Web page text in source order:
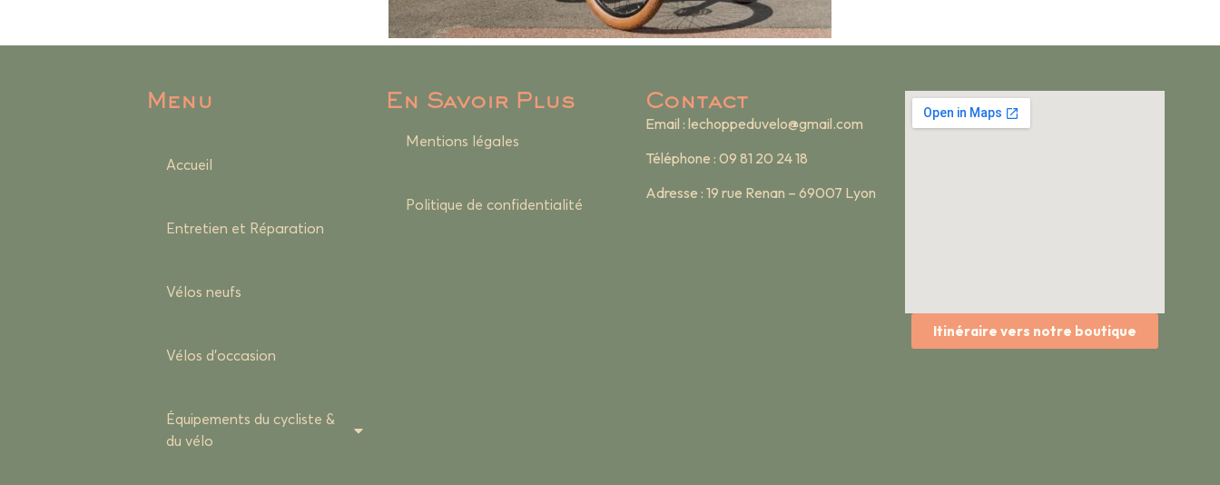
Menu
Accueil
Entretien et Réparation
Vélos neufs
Vélos d’occasion
Équipements du cycliste &
du vélo
En Savoir Plus
Mentions légales
Politique de confidentialité
Contact
Email : lechoppeduvelo@gmail.com
Téléphone : 09 81 20 24 18
Adresse : 19 rue Renan – 69007 Lyon
Itinéraire vers notre boutique